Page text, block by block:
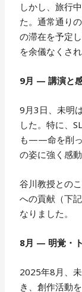
しかし、旅行
た。通常通り
の滞在を予定
を余儀なくされ
9月 — 講演と
9月3日、未明
した。特に、
も——命を削っ
の姿に強く感動
谷川教授との
への貢献（下
なりました。
8月 — 明覚・
2025年8月、
き、創作活動